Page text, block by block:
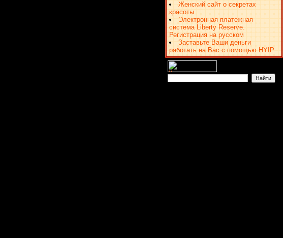
Женский сайт о секретах
красоты
Электронная платежная
система Liberty Reserve.
Регистрация на русском
Заставьте Ваши деньги
работать на Вас с помощью HYIP